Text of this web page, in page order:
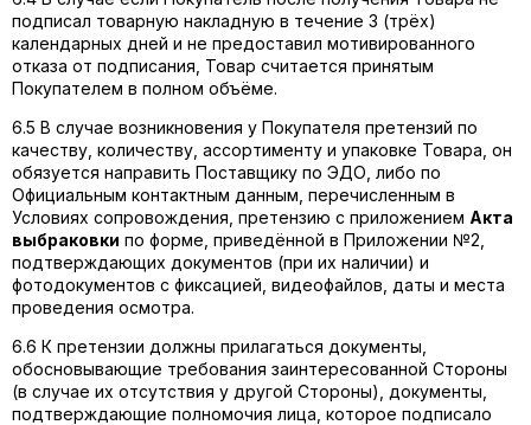
подписал товарную накладную в течение 3 (трёх)
календарных дней и не предоставил мотивированного
отказа от подписания, Товар считается принятым
Покупателем в полном объёме.
6.5 В случае возникновения у Покупателя претензий по
качеству, количеству, ассортименту и упаковке Товара, он
обязуется направить Поставщику по ЭДО, либо по
Официальным контактным данным, перечисленным в
Условиях сопровождения, претензию с приложением Акта
выбраковки по форме, приведённой в Приложении №2
подтверждающих документов (при их наличии) и
фотодокументов с фиксацией, видеофайлов, даты и места
проведения осмотра.
6.6 К претензии должны прилагаться документы,
обосновывающие требования заинтересованной Стороны
(в случае их отсутствия у другой Стороны), документы,
подтверждающие полномочия лица, которое подписало